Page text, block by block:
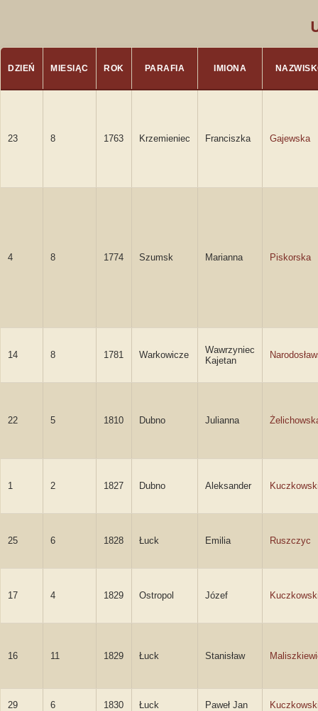
DZIEŃ MIESIĄC ROK PARAFIA IMIONA
23 8 1763 Krzemieniec Franciszka Gajewska
4 8 1774 Szumsk Marianna Piskorska
14 8 1781 Warkowicze
Wawrzyniec
Kajetan
22 5 1810 Dubno Julianna
1 2 1827 Dubno Aleksander
25 6 1828 Łuck Emilia Ruszczyc
17 4 1829 Ostropol Józef
16 11 1829 Łuck Stanisław
29 6 1830 Łuck Paweł Jan